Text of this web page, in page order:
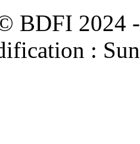
BDFI 2024
: